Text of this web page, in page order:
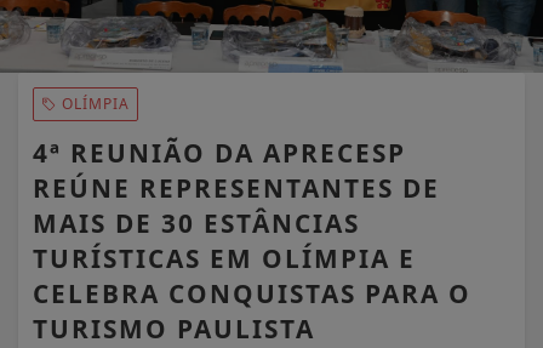
OLÍMPIA
4ª REUNIÃO DA APRECESP
REÚNE REPRESENTANTES DE
MAIS DE 30 ESTÂNCIAS
TURÍSTICAS EM OLÍMPIA E
CELEBRA CONQUISTAS PARA O
TURISMO PAULISTA